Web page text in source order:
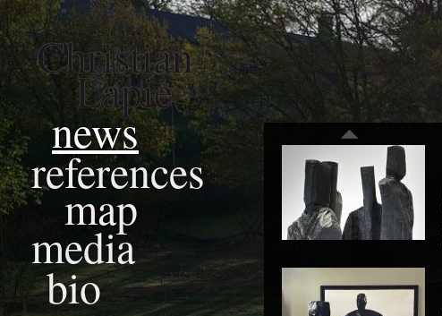
Christian
Lapie
news
references
map
media
bio